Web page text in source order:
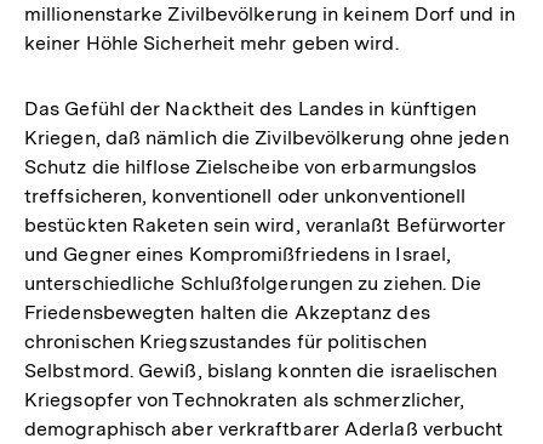
millionenstarke Zivilbevölkerung in keinem Dorf und in
keiner Höhle Sicherheit mehr geben wird.
Das Gefühl der Nacktheit des Landes in künftigen
Kriegen, daß nämlich die Zivilbevölkerung ohne jeden
Schutz die hilflose Zielscheibe von erbarmungslos
treffsicheren, konventionell oder unkonventionell
bestückten Raketen sein wird, veranlaßt Befürworter
und Gegner eines Kompromißfriedens in Israel,
unterschiedliche Schlußfolgerungen zu ziehen. Die
Friedensbewegten halten die Akzeptanz des
chronischen Kriegszustandes für politischen
Selbstmord. Gewiß, bislang konnten die israelischen
Kriegsopfer von Technokraten als schmerzlicher,
demographisch aber verkraftbarer Aderlaß verbucht